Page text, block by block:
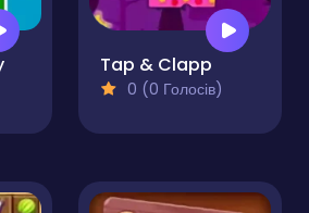
Tap & Clapp
0 (0 Голосів)